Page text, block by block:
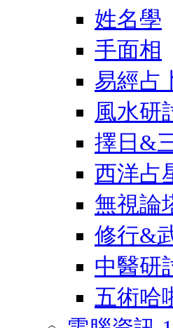
姓名學
手面相
易經占
風水研
擇日&
西洋占
無視論
修行&
中醫研
五術哈